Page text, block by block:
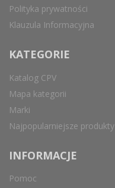
Polityka prywatności
Klauzula Informacyjna
KATEGORIE
Katalog CPV
Mapa kategorii
Marki
Najpopularniejsze produkty
INFORMACJE
Pomoc